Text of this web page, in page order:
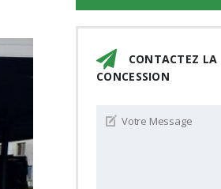
CONTACTEZ LA
CONCESSION